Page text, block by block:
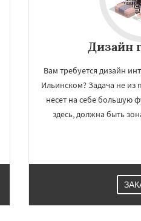
Дизайн
Вам требуется дизайн
Ильинском? Задача не из
несет на себе большую
здесь, должна быть